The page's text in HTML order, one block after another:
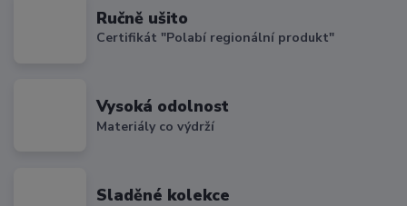
Ručně ušito
Certifikát "Polabí regionální produkt"
Vysoká odolnost
Materiály co výdrží
Sladěné kolekce